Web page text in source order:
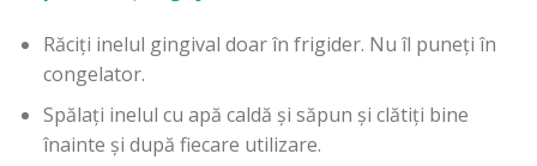
Răciți inelul gingival doar în frigider. Nu îl puneți în
congelator.
Spălați inelul cu apă caldă și săpun și clătiți bine
înainte și după fiecare utilizare.